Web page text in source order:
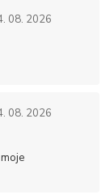
08. 2026
08. 2026